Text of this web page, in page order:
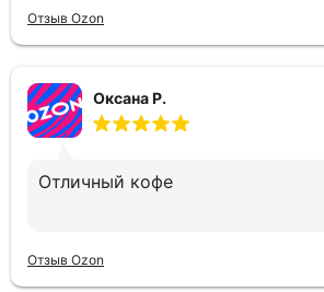
Отзыв Ozon
Оксана Р.
Отличный кофе
Отзыв Ozon